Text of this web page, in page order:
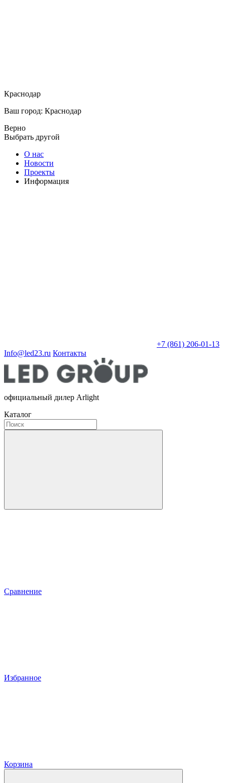
Краснодар
Ваш город: Краснодар
Верно
Выбрать другой
О нас
Новости
Проекты
Информация
+7 (861) 206-01-13
Info@led23.ru Контакты
официальный дилер Arlight
Каталог
Сравнение
Избранное
Корзина